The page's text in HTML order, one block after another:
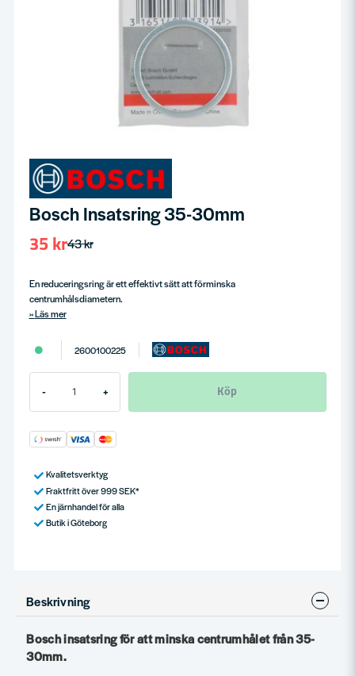
Bosch Insatsring 35-30mm
43 kr
35 kr
En reduceringsring är ett effektivt sätt att förminska
centrumhålsdiametern.
Läs mer
2600100225
- + Köp
Kvalitetsverktyg
Fraktfritt över 999 SEK*
En järnhandel för alla
Butik i Göteborg
Beskrivning
Bosch insatsring för att minska centrumhålet från 35-
30mm.